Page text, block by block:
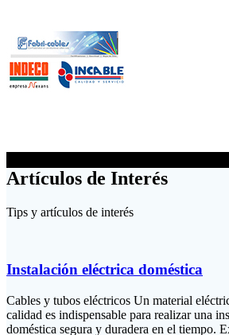
Artículos de Interés
Tips y artículos de interés
Instalación eléctrica doméstica
Cables y tubos eléctricos Un material
calidad es indispensable para realizar una
doméstica segura y duradera en el tiempo.